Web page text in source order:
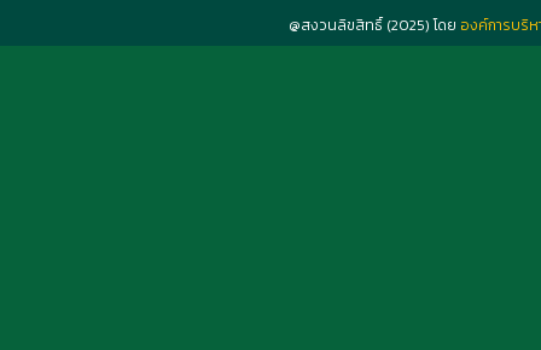
@สงวนลิขสิทธิ์ (2025) โดย องค์การบริ